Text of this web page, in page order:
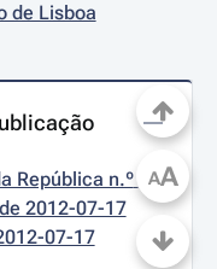
de Lisboa
República n.º
2012-07-17
07-17
AA